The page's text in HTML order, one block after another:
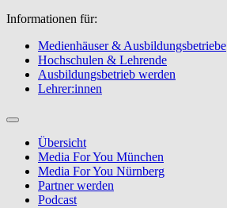
Informationen für:
Medienhäuser & Ausbildungsbetriebe
Hochschulen & Lehrende
Ausbildungsbetrieb werden
Lehrer:innen
Übersicht
Media For You München
Media For You Nürnberg
Partner werden
Podcast